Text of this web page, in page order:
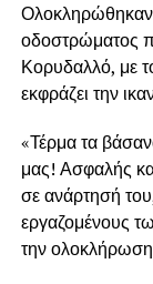
Ολοκληρώθηκαν
οδοστρώματος
Κορυδαλλό, με
εκφράζει την
«Τέρμα τα
μας! Ασφαλής
σε ανάρτησή
εργαζομένους
την